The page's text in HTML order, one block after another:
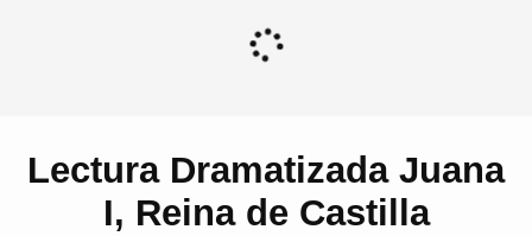
Lectura Dramatizada Juana
I, Reina de Castilla